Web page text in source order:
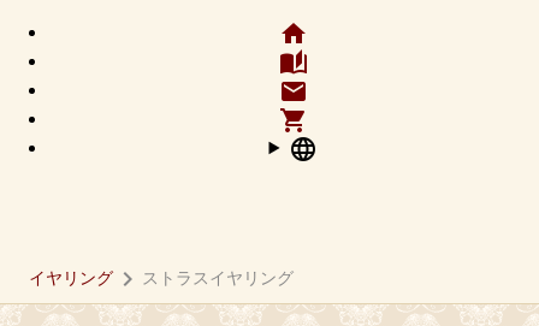
home
auto_stories
email
shopping_cart
language
イヤリング chevron_right ストラスイヤリング